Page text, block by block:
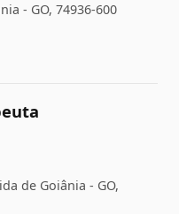
- GO, 74936-600
de Goiânia - GO,